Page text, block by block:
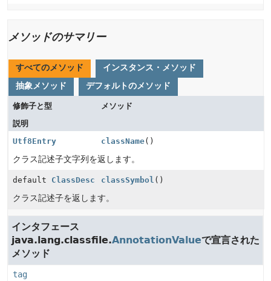
メソッドのサマリー
すべてのメソッド
インスタンス・メソッド
抽象メソッド
デフォルトのメソッド
修飾子と型
メソッド
説明
Utf8Entry
className()
クラス記述子文字列を返します。
default ClassDesc classSymbol ()
クラス記述子を返します。
インタフェース
java.lang.classfile.AnnotationValueで宣言された
メソッド
tag